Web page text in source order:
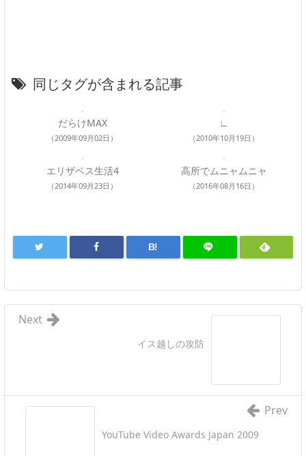
同じタグが含まれる記事
だらけMAX
（2009年09月02日）
∟
（2010年10月19日）
エリザベス生活4
（2014年09月23日）
高所でムニャムニャ
（2016年08月16日）
B!
イス越しの攻防
Next
YouTube Video Awards Japan 2009
Prev